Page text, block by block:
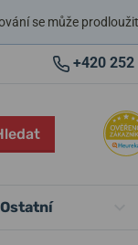
se může
+420
Ostatní